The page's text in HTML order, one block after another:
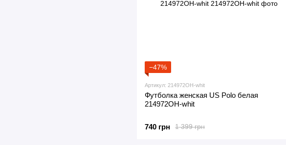
−47%
Артикул: 214972OH-whit
Футболка женская US Polo белая
214972OH-whit
1 399 грн
740 грн